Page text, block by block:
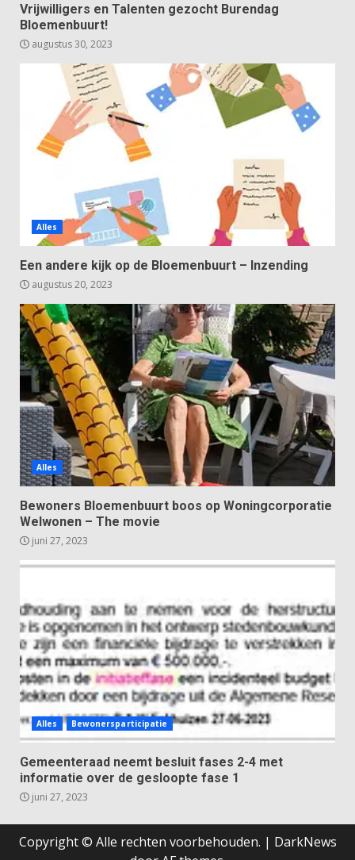
Vrijwilligers en Talenten gezocht Burendag
Bloemenbuurt!
augustus 30, 2023
Alles
Een andere kijk op de Bloemenbuurt – Inzending
augustus 20, 2023
Alles
Bewoners Bloemenbuurt boos op Woningcorporatie
Welwonen – The movie
juni 27, 2023
Alles Bewonersparticipatie
Gemeenteraad neemt besluit fases 2-4 met
informatie over de gesloopte fase 1
juni 27, 2023
Copyright © Alle rechten voorbehouden. | DarkNews